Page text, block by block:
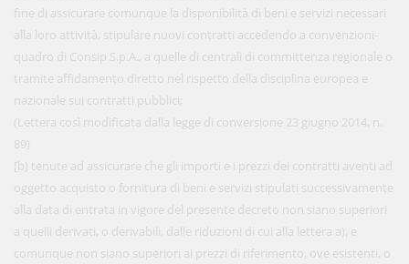
fine di assicurare comunque la disponibilità di beni e servizi necessari
alla loro attività, stipulare nuovi contratti accedendo a convenzioni-
quadro di Consip S.p.A., a quelle di centrali di committenza regionale o
tramite affidamento diretto nel rispetto della disciplina europea e
nazionale sui contratti pubblici;
(Lettera così modificata dalla legge di conversione 23 giugno 2014, n.
89)
[b) tenute ad assicurare che gli importi e i prezzi dei contratti aventi ad
oggetto acquisto o fornitura di beni e servizi stipulati successivamente
alla data di entrata in vigore del presente decreto non siano superiori
a quelli derivati, o derivabili, dalle riduzioni di cui alla lettera a), e
comunque non siano superiori ai prezzi di riferimento, ove esistenti, o